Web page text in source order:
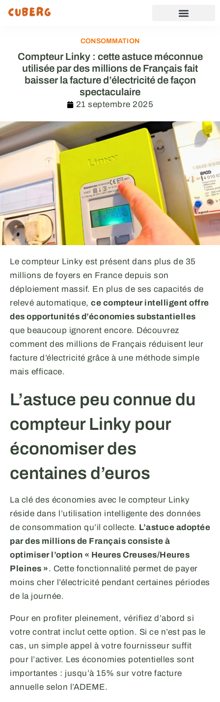
CONSOMMATION
Compteur Linky : cette astuce méconnue
utilisée par des millions de Français fait
baisser la facture d’électricité de façon
spectaculaire
21 septembre 2025
Le compteur Linky est présent dans plus de 35
millions de foyers en France depuis son
déploiement massif. En plus de ses capacités de
relevé automatique, ce compteur intelligent offre
des opportunités d’économies substantielles
que beaucoup ignorent encore. Découvrez
comment des millions de Français réduisent leur
facture d’électricité grâce à une méthode simple
mais efficace.
L’astuce peu connue du
compteur Linky pour
économiser des
centaines d’euros
La clé des économies avec le compteur Linky
réside dans l’utilisation intelligente des données
de consommation qu’il collecte. L’astuce adoptée
par des millions de Français consiste à
optimiser l’option « Heures Creuses/Heures
Pleines ». Cette fonctionnalité permet de payer
moins cher l’électricité pendant certaines périodes
de la journée.
Pour en profiter pleinement, vérifiez d’abord si
votre contrat inclut cette option. Si ce n’est pas le
cas, un simple appel à votre fournisseur suffit
pour l’activer. Les économies potentielles sont
importantes : jusqu’à 15% sur votre facture
annuelle selon l’ADEME.